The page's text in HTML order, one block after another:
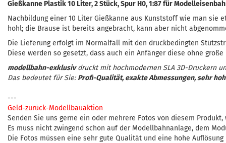
Gießkanne Plastik 10 Liter, 2 Stück, Spur H0, 1:87 für
Nachbildung einer 10 Liter Gießkanne aus Kunststoff wie man sie
hohl; die Brause ist bereits angebracht, kann aber nicht
Die Lieferung erfolgt im Normalfall mit den druckbedingten
Diese werden so gesetzt, dass auch ein Anfänger diese ohne
modellbahn-exklusivdruckt mit hochmodernen SLA 3D-Druckern
Das bedeutet für Sie: Profi-Qualität, exakte Abmessungen, sehr
---
Geld-zurück-Modellbauaktion
Senden Sie uns gerne ein oder mehrere Fotos von diesem
Es muss nicht zwingend schon auf der Modellbahnanlage, dem
Die Fotos müssen eine sehr gute Qualität und eine hohe